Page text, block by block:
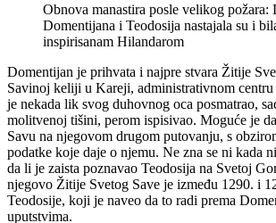
Obnova manastira posle velikog požara:
Domentijana i Teodosija nastajala su i
inspirisanam Hilandarom
Domentijan je prihvata i najpre stvara Žitije
Savinoj keliji u Kareji, administrativnom centru
je nekada lik svog duhovnog oca posmatrao,
molitvenoj tišini, perom ispisivao. Moguće je
Savu na njegovom drugom putovanju, s
podatke koje daje o njemu. Ne zna se ni kada
da li je zaista poznavao Teodosija na Svetoj
njegovo Žitije Svetog Save je između 1290. i
Teodosije, koji je naveo da to radi prema
uputstvima.